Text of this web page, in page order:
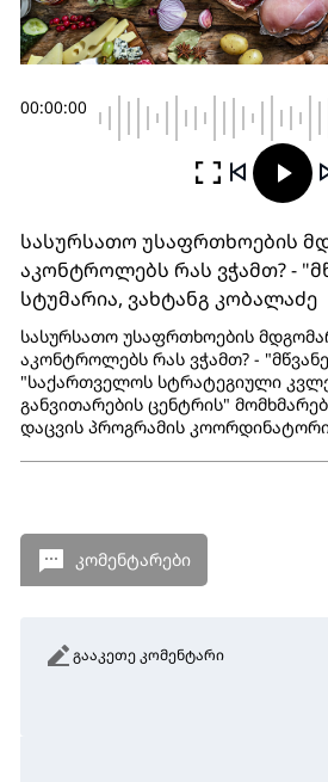
00:00:00
სასურსათო უსაფრთხოების
აკონტროლებს რას ვჭამთ? -
სტუმარია, ვახტანგ კობალაძე
სასურსათო უსაფრთხოების
აკონტროლებს რას ვჭამთ? -
"საქართველოს სტრატეგიული
განვითარების ცენტრის"
დაცვის პროგრამის
კომენტარები
გააკეთე კომენტარი